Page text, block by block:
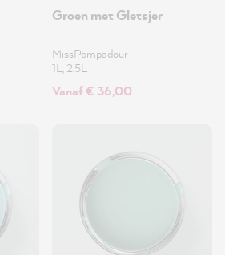
Groen met Gletsjer
MissPompadour
1L, 2.5L
Vanaf € 36,00